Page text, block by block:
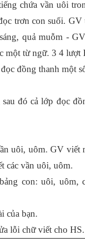
chứa vần uôi
trơn con suối. GV
quả muỗm -
một từ ngữ. 3 4 lượt
đồng thanh một
đó cả lớp đọc
uôi, uôm. GV viết
các vần uôi, uôm.
con: uôi, uôm,
của bạn.
lỗi chữ viết cho HS.